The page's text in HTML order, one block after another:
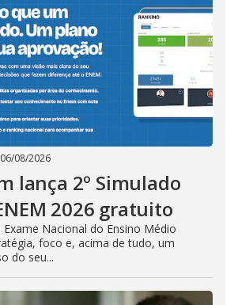
06/08/2026
lança 2º Simulado
2026 gratuito
Nacional do Ensino Médio
foco e, acima de tudo, um
do seu...